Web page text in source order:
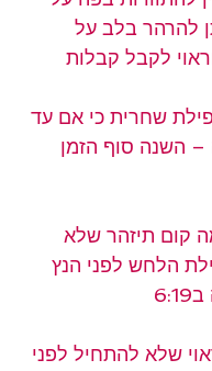
להרהר בלב על
לקבל קבלות
שחרית כי אם עד
– השנה סוף הזמן
קום תיזהר שלא
הלחש לפני הנץ
שלא להתחיל לפני